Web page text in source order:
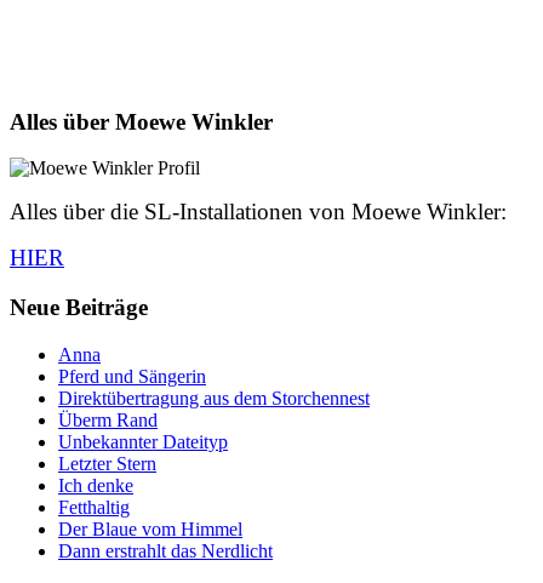
Alles über Moewe Winkler
Alles über die SL-Installationen von Moewe Winkler:
HIER
Neue Beiträge
Anna
Pferd und Sängerin
Direktübertragung aus dem Storchennest
Überm Rand
Unbekannter Dateityp
Letzter Stern
Ich denke
Fetthaltig
Der Blaue vom Himmel
Dann erstrahlt das Nerdlicht